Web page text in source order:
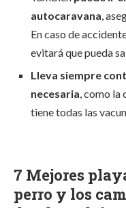
autocaravana ,
En caso de
evitará que pueda
Lleva siempre
necesaria , como
tiene todas las
7 Mejores
perro y los